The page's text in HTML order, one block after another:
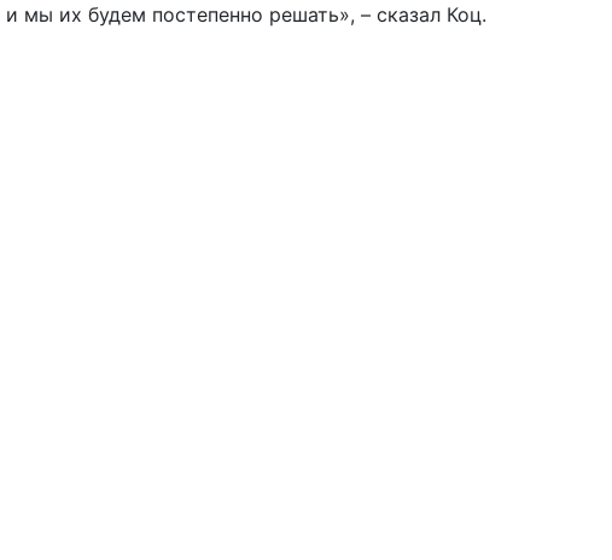
и мы их будем постепенно решать», – сказал Коц.